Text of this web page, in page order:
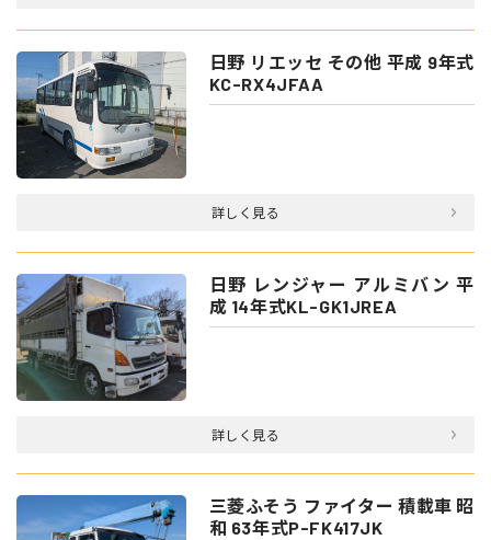
日野 リエッセ その他 平成 9年式
KC-RX4JFAA
詳しく見る
日野 レンジャー アルミバン 平
成 14年式KL-GK1JREA
詳しく見る
三菱ふそう ファイター 積載車 昭
和 63年式P-FK417JK